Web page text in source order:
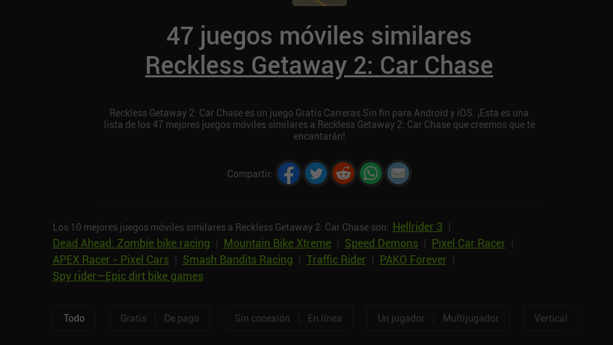
47 juegos móviles similares
Reckless Getaway 2: Car Chase
Reckless Getaway 2: Car Chase es un juego Gratis Carreras Sin fin para Android y iOS. ¡Esta es una
lista de los 47 mejores juegos móviles similares a Reckless Getaway 2: Car Chase que creemos que te
encantarán!
Compartir:
Los 10 mejores juegos móviles similares a Reckless Getaway 2: Car Chase son: Hellrider 3
Dead Ahead: Zombie bike racing
Mountain Bike Xtreme| Speed Demons| Pixel Car Racer
APEX Racer - Pixel Cars| Smash Bandits Racing Traffic Rider PAKO Forever
Spy rider—Epic dirt bike games
Todo Gratis De pago Sin conexión En línea Un jugador Multijugador Vertical